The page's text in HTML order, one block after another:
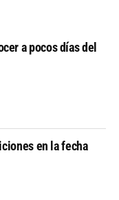
a pocos días del
en la fecha